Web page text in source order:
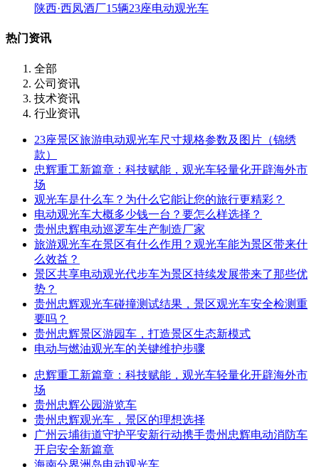
陕西·西凤酒厂15辆23座电动观光车
热门资讯
全部
公司资讯
技术资讯
行业资讯
23座景区旅游电动观光车尺寸规格参数及图片（锦绣
款）
忠辉重工新篇章：科技赋能，观光车轻量化开辟海外市
场
观光车是什么车？为什么它能让您的旅行更精彩？
电动观光车大概多少钱一台？要怎么样选择？
贵州忠辉电动巡逻车生产制造厂家
旅游观光车在景区有什么作用？观光车能为景区带来什
么效益？
景区共享电动观光代步车为景区持续发展带来了那些优
势？
贵州忠辉观光车碰撞测试结果，景区观光车安全检测重
要吗？
贵州忠辉景区游园车，打造景区生态新模式
电动与燃油观光车的关键维护步骤
忠辉重工新篇章：科技赋能，观光车轻量化开辟海外市
场
贵州忠辉公园游览车
贵州忠辉观光车，景区的理想选择
广州云埔街道守护平安新行动携手贵州忠辉电动消防车
开启安全新篇章
海南分界洲岛电动观光车